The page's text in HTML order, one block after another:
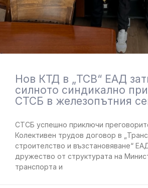
Нов КТД в „ТСВ“ ЕАД
силното синдикално
СТСБ в железопътния
СТСБ успешно приключи
Колективен трудов договор в
строителство и възстановяване“
дружество от структурата на
транспорта и